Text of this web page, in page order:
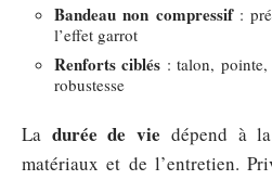
Bandeau non compressif:
l’effet garrot
Renforts ciblés : talon,
robustesse
La durée de vie dépend à
matériaux et de l’entretien.